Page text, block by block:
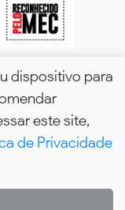
Reservados.
dispositivo para
este site,
de Privacidade